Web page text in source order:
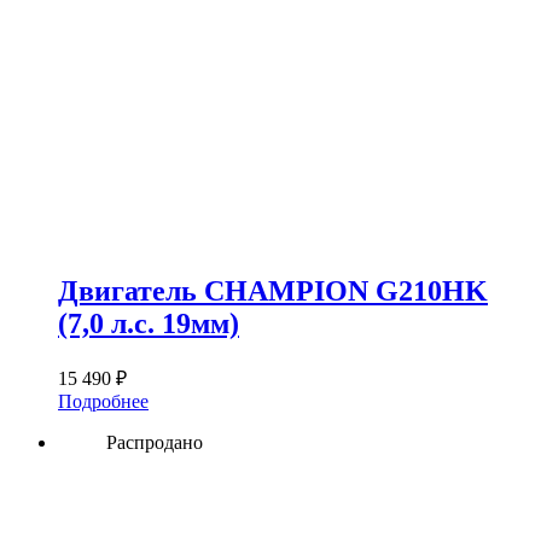
Двигатель CHAMPION G210HK
(7,0 л.с. 19мм)
15 490 ₽
Подробнее
Распродано